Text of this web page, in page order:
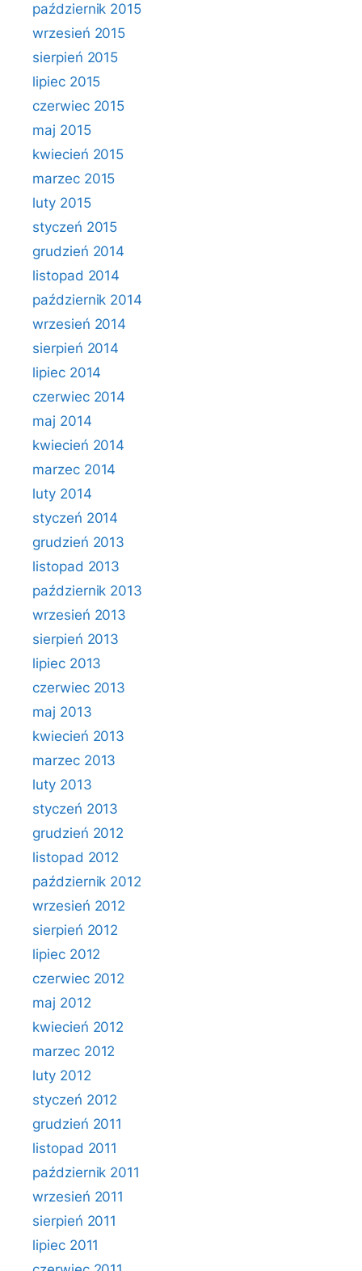
październik 2015
wrzesień 2015
sierpień 2015
lipiec 2015
czerwiec 2015
maj 2015
kwiecień 2015
marzec 2015
luty 2015
styczeń 2015
grudzień 2014
listopad 2014
październik 2014
wrzesień 2014
sierpień 2014
lipiec 2014
czerwiec 2014
maj 2014
kwiecień 2014
marzec 2014
luty 2014
styczeń 2014
grudzień 2013
listopad 2013
październik 2013
wrzesień 2013
sierpień 2013
lipiec 2013
czerwiec 2013
maj 2013
kwiecień 2013
marzec 2013
luty 2013
styczeń 2013
grudzień 2012
listopad 2012
październik 2012
wrzesień 2012
sierpień 2012
lipiec 2012
czerwiec 2012
maj 2012
kwiecień 2012
marzec 2012
luty 2012
styczeń 2012
grudzień 2011
listopad 2011
październik 2011
wrzesień 2011
sierpień 2011
lipiec 2011